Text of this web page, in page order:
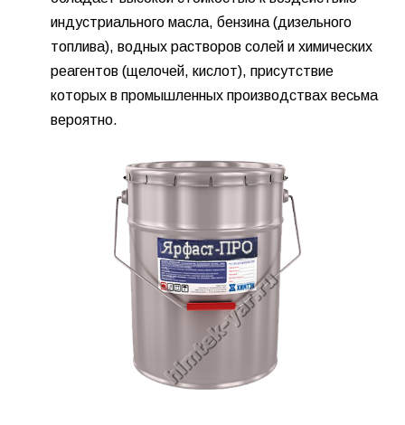
индустриального масла, бензина (дизельного
топлива), водных растворов солей и химических
реагентов (щелочей, кислот), присутствие
которых в промышленных производствах весьма
вероятно.